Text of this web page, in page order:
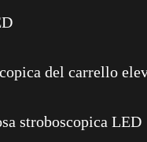
del carrello
stroboscopica LED